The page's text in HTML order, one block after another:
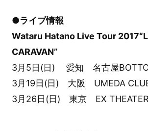
●ライブ情報
Wataru Hatano Live Tour
CARAVAN”
3月5日(日) 愛知 名古屋
3月19日(日) 大阪 UMEDA
3月26日(日) 東京 EX THEATER